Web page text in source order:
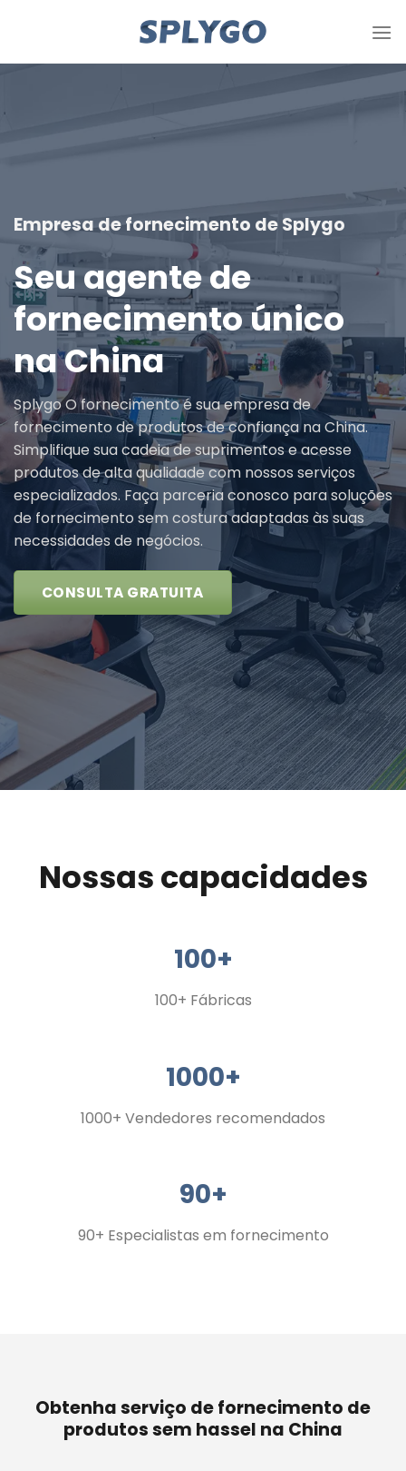
Empresa de fornecimento de Splygo
Seu agente de
fornecimento único
na China
Splygo O fornecimento é sua empresa de
fornecimento de produtos de confiança na China.
Simplifique sua cadeia de suprimentos e acesse
produtos de alta qualidade com nossos serviços
especializados. Faça parceria conosco para soluções
de fornecimento sem costura adaptadas às suas
necessidades de negócios.
CONSULTA GRATUITA
Nossas capacidades
100+
100+ Fábricas
1000+
1000+ Vendedores recomendados
90+
90+ Especialistas em fornecimento
Obtenha serviço de fornecimento de
produtos sem hassel na China